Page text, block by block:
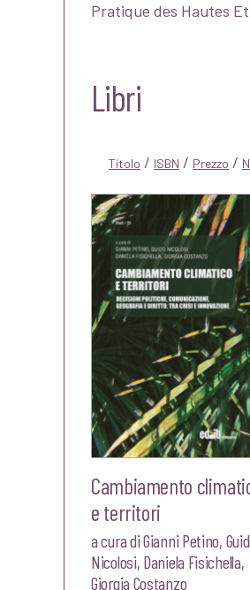
Pratique des Hautes
Libri
Titolo / ISBN / Prezzo /
Cambiamento
e territori
a cura diGianni Petino,
Nicolosi, Daniela Fisichella,
Giorgia Costanzo